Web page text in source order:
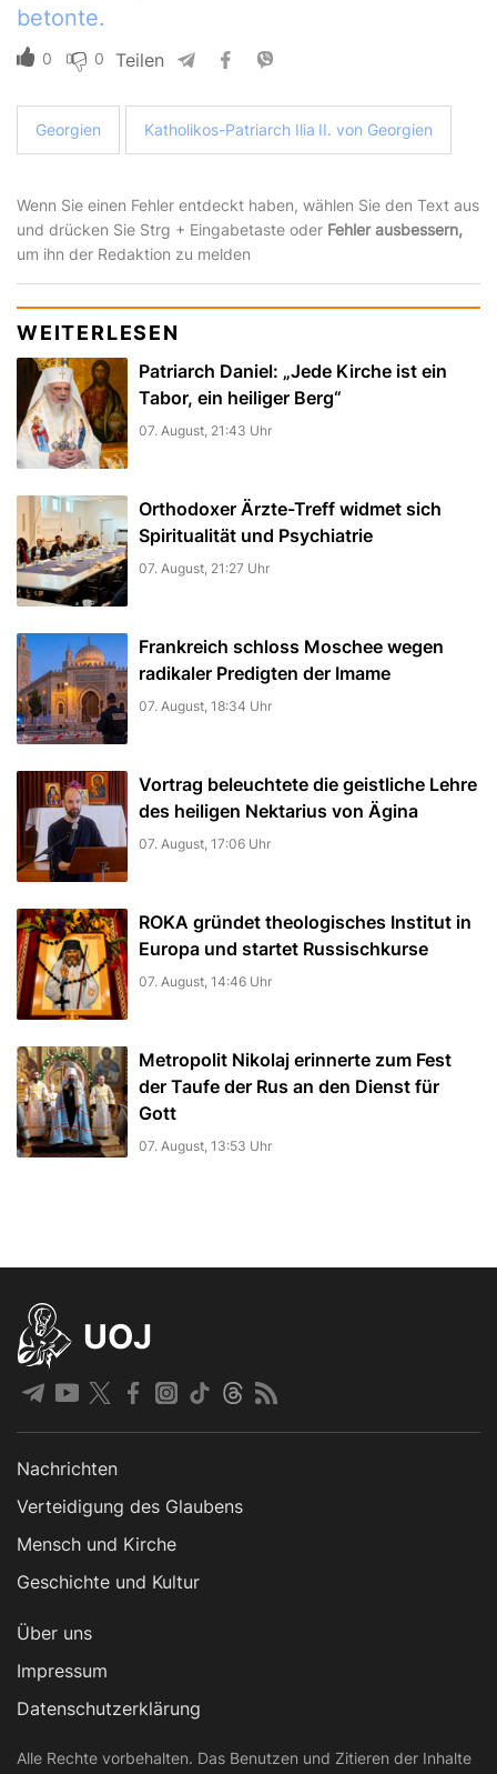
betonte.
0 0 Teilen
Georgien Katholikos-Patriarch Ilia II. von Georgien
Wenn Sie einen Fehler entdeckt haben, wählen Sie den Text aus
und drücken Sie Strg + Eingabetaste oder Fehler ausbessern,
um ihn der Redaktion zu melden
WEITERLESEN
Patriarch Daniel: „Jede Kirche ist ein
Tabor, ein heiliger Berg“
07. August, 21:43 Uhr
Orthodoxer Ärzte-Treff widmet sich
Spiritualität und Psychiatrie
07. August, 21:27 Uhr
Frankreich schloss Moschee wegen
radikaler Predigten der Imame
07. August, 18:34 Uhr
Vortrag beleuchtete die geistliche Lehre
des heiligen Nektarius von Ägina
07. August, 17:06 Uhr
ROKA gründet theologisches Institut in
Europa und startet Russischkurse
07. August, 14:46 Uhr
Metropolit Nikolaj erinnerte zum Fest
der Taufe der Rus an den Dienst für
Gott
07. August, 13:53 Uhr
UOJ
Nachrichten
Verteidigung des Glaubens
Mensch und Kirche
Geschichte und Kultur
Über uns
Impressum
Datenschutzerklärung
Alle Rechte vorbehalten. Das Benutzen und Zitieren der Inhalte